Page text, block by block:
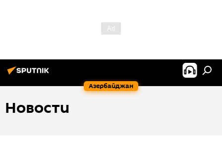
Азербайджан
Новости